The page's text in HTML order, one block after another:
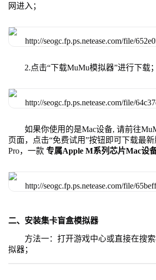
网进入；
2.点击“下载MuMu模拟器”进行下载；
如果你使用的是Mac设备, 请前往
页面，点击“免费试用”按钮即可下载最
Pro，一款 专属Apple M系列芯片Mac设
二、安装集卡盲盒模拟器
方法一：打开游戏中心或直接在搜
拟器；